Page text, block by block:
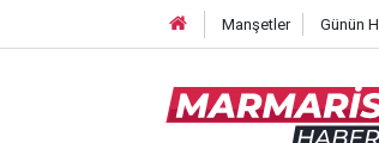
Manşetler Günün